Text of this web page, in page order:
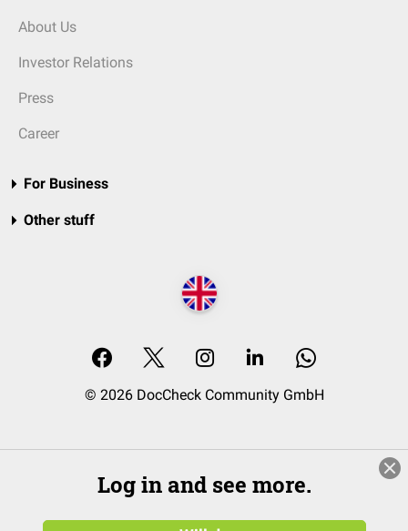
About Us
Investor Relations
Press
Career
For Business
Other stuff
© 2026 DocCheck Community GmbH
Log in and see more.